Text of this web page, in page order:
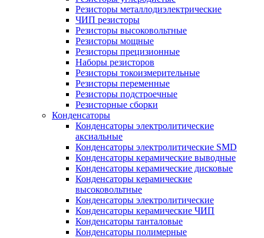
Резисторы металлодиэлектрические
ЧИП резисторы
Резисторы высоковольтные
Резисторы мощные
Резисторы прецизионные
Наборы резисторов
Резисторы токоизмерительные
Резисторы переменные
Резисторы подстроечные
Резисторные сборки
Конденсаторы
Конденсаторы электролитические
аксиальные
Конденсаторы электролитические SMD
Конденсаторы керамические выводные
Конденсаторы керамические дисковые
Конденсаторы керамические
высоковольтные
Конденсаторы электролитические
Конденсаторы керамические ЧИП
Конденсаторы танталовые
Конденсаторы полимерные